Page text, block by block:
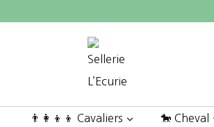
👨‍👩‍👦‍👦 Cavaliers 🐎 Cheval